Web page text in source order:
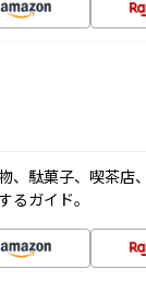
、駄菓子、喫茶店
るガイド。